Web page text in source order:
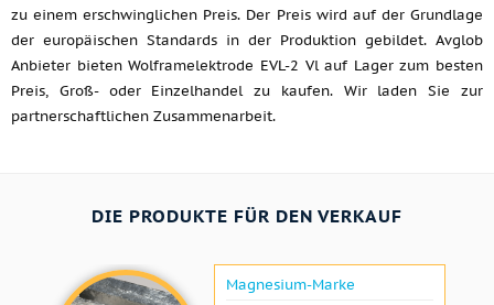
zu einem erschwinglichen Preis. Der Preis wird auf der Grundlage
der europäischen Standards in der Produktion gebildet. Avglob
Anbieter bieten Wolframelektrode EVL-2 Vl auf Lager zum besten
Preis, Groß- oder Einzelhandel zu kaufen. Wir laden Sie zur
partnerschaftlichen Zusammenarbeit.
DIE PRODUKTE FÜR DEN VERKAUF
Magnesium-Marke